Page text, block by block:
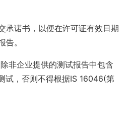
承诺书，以便在许可证有效日期
。
非企业提供的测试报告中包含
试，否则不得根据IS 16046(第